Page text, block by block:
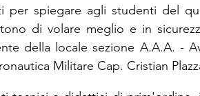
per spiegare agli studenti del
di volare meglio e in
della locale sezione A.A.A. -
Militare Cap. Cristian